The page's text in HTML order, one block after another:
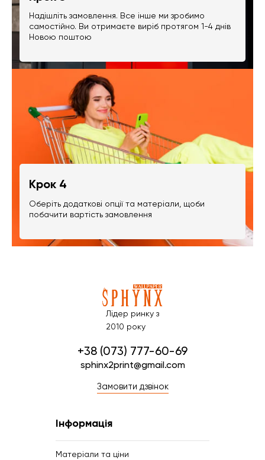
Надішліть замовлення. Все інше ми зробимо
самостійно. Ви отримаєте виріб протягом 1-4 днів
Новою поштою
Крок 4
Оберіть додаткові опції та матеріали, щоби
побачити вартість замовлення
Лідер ринку з
2010 року
+38 (073) 777-60-69
sphinx2print@gmail.com
Замовити дзвінок
Інформація
Матеріали та ціни